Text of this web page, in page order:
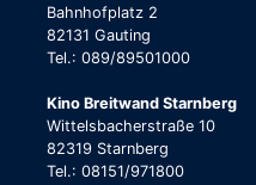
Bahnhofplatz 2
82131 Gauting
Tel.: 089/89501000
Kino Breitwand Starnberg
Wittelsbacherstraße 10
82319 Starnberg
Tel.: 08151/971800